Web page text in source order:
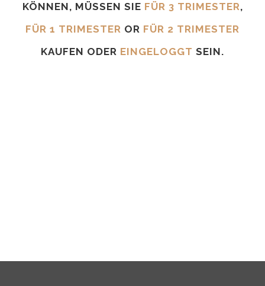
KÖNNEN, MÜSSEN SIE FÜR 3 TRIMESTER,
FÜR 1 TRIMESTER OR FÜR 2 TRIMESTER
KAUFEN ODER EINGELOGGT SEIN.